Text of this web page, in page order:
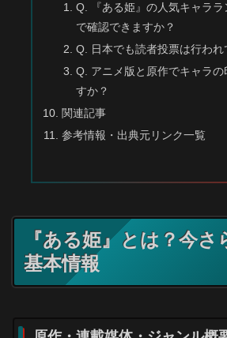
Q. 『ある姫』の人気キャララ
で確認できますか？
Q. 日本でも読者投票は行われ
Q. アニメ版と原作でキャラの
すか？
関連記事
参考情報・出典元リンク一覧
『ある姫』とは？今
基本情報